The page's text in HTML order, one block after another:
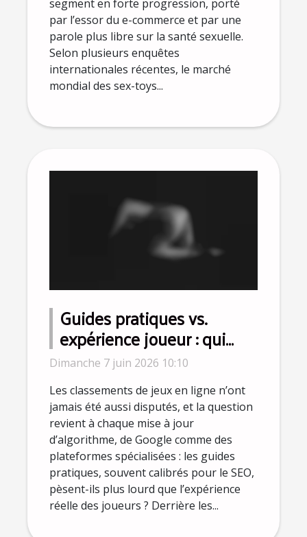
segment en forte progression, porté
par l’essor du e-commerce et par une
parole plus libre sur la santé sexuelle.
Selon plusieurs enquêtes
internationales récentes, le marché
mondial des sex-toys...
Guides pratiques vs.
expérience joueur : qui
influence vraiment les
classements ?
Dimanche 7 juin 2026 10:10
Les classements de jeux en ligne n’ont
jamais été aussi disputés, et la question
revient à chaque mise à jour
d’algorithme, de Google comme des
plateformes spécialisées : les guides
pratiques, souvent calibrés pour le SEO,
pèsent-ils plus lourd que l’expérience
réelle des joueurs ? Derrière les...